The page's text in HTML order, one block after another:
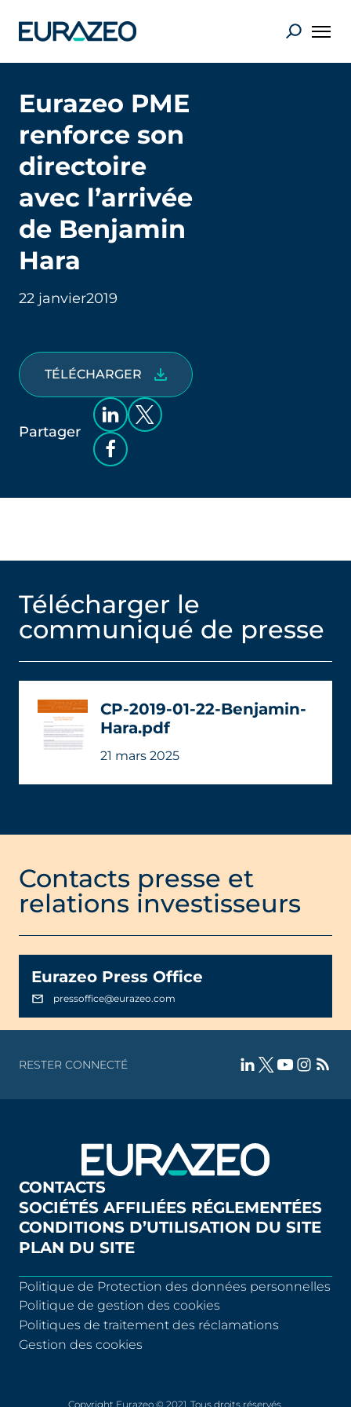
Eurazeo PME
renforce son
directoire
avec l’arrivée
de Benjamin
Hara
22 janvier2019
TÉLÉCHARGER
Partager
Télécharger le
communiqué de presse
CP-2019-01-22-Benjamin-
Hara.pdf
21 mars 2025
Contacts presse et
relations investisseurs
Eurazeo Press Office
pressoffice@eurazeo.com
RESTER CONNECTÉ
CONTACTS
SOCIÉTÉS AFFILIÉES RÉGLEMENTÉES
CONDITIONS D’UTILISATION DU SITE
PLAN DU SITE
Politique de Protection des données personnelles
Politique de gestion des cookies
Politiques de traitement des réclamations
Gestion des cookies
Copyright Eurazeo © 2021. Tous droits réservés.